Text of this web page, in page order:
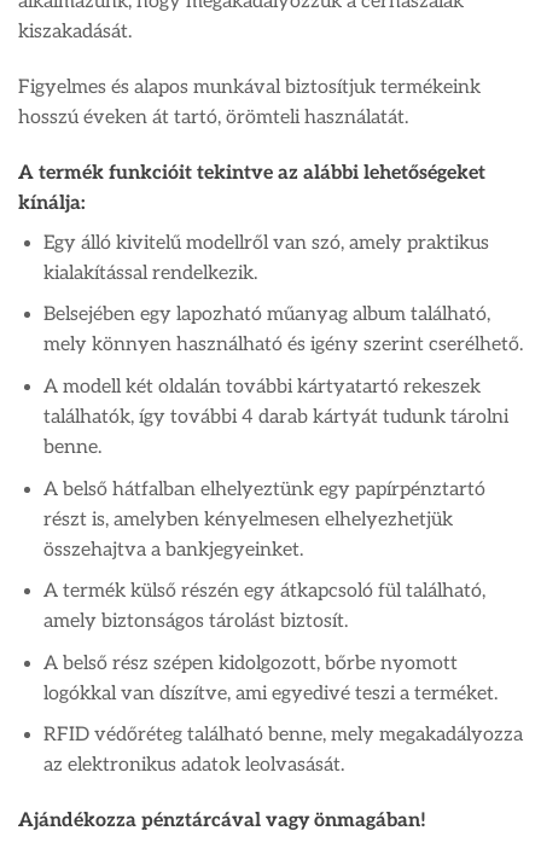
kiszakadását.
Figyelmes és alapos munkával biztosítjuk termékeink
hosszú éveken át tartó, örömteli használatát.
A termék funkcióit tekintve az alábbi lehetőségeket
kínálja:
Egy álló kivitelű modellről van szó, amely praktikus
kialakítással rendelkezik.
Belsejében egy lapozható műanyag album található,
mely könnyen használható és igény szerint cserélhető.
A modell két oldalán további kártyatartó rekeszek
találhatók, így további 4 darab kártyát tudunk tárolni
benne.
A belső hátfalban elhelyeztünk egy papírpénztartó
részt is, amelyben kényelmesen elhelyezhetjük
összehajtva a bankjegyeinket.
A termék külső részén egy átkapcsoló fül található,
amely biztonságos tárolást biztosít.
A belső rész szépen kidolgozott, bőrbe nyomott
logókkal van díszítve, ami egyedivé teszi a terméket.
RFID védőréteg található benne, mely megakadályozza
az elektronikus adatok leolvasását.
Ajándékozza pénztárcával vagy önmagában!